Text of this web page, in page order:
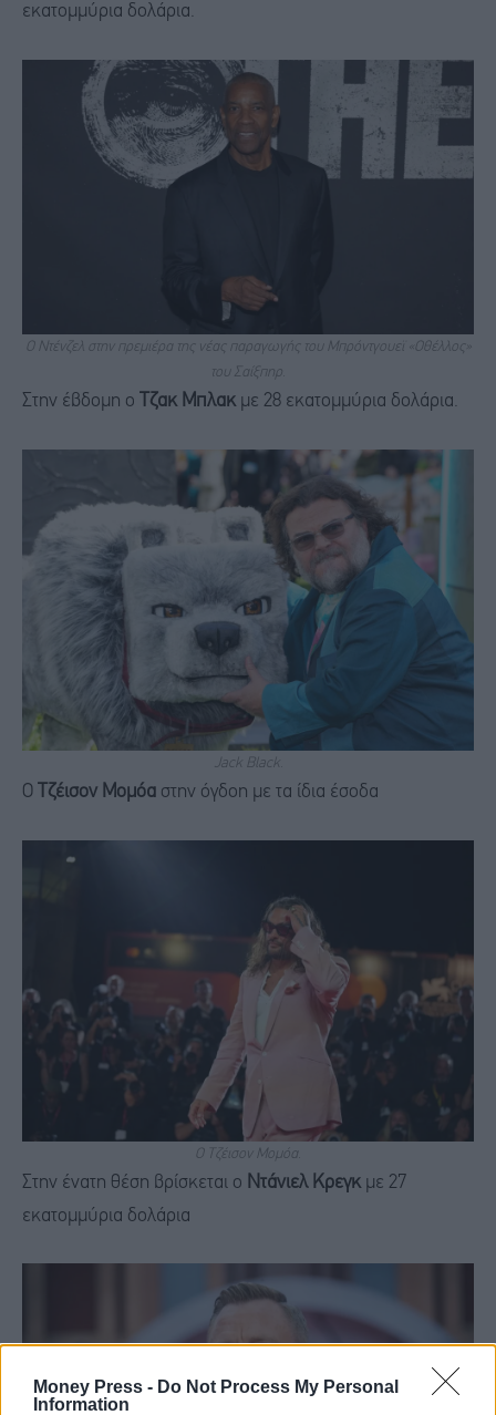
Money Press - Do Not Process My Personal
Information
εκατομμύρια δολάρια.
Ο Ντένζελ στην πρεμιέρα της νέας παραγωγής του Μπρόντγουεϊ «Οθέλλος»
του Σαίξπηρ.
Στην έβδομη ο Τζακ Μπλακμε 28 εκατομμύρια δολάρια.
Jack Black.
Ο Τζέισον Μομόα στην όγδοη με τα ίδια έσοδα
Ο Τζέισον Μομόα.
Στην ένατη θέση βρίσκεται ο Ντάνιελ Κρεγκμε 27
εκατομμύρια δολάρια